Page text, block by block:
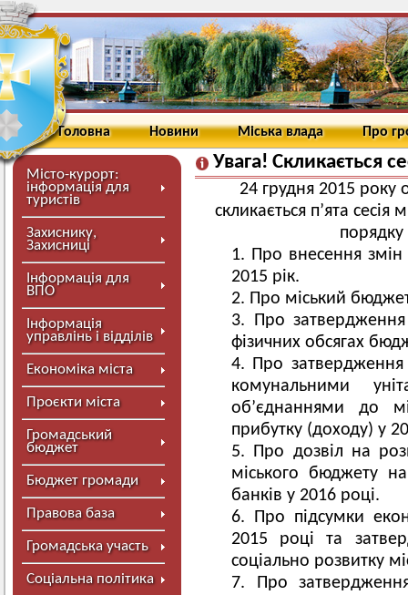
Головна Новини Міська влада Про
Місто-курорт:
інформація для
туристів
Захиснику,
Захисниці
Інформація для
ВПО
Інформація
управлінь і відділів
Економіка міста
Проєкти міста
Громадський
бюджет
Бюджет громади
Правова база
Громадська участь
Соціальна політика
Увага! Скликається
24 грудня 2015 року
скликається п’ята
Про внесення
2015 рік.
Про міський
Про затвердження
фізичних обсягах
Про затвердження
комунальними
об’єднаннями до
прибутку (доходу) у
Про дозвіл на
міського бюджету
банків у 2016 році.
Про підсумки
2015 році та
соціально розвитку
Про